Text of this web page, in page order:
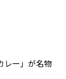
レー」が名物